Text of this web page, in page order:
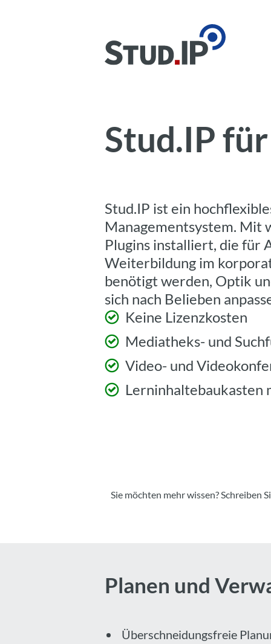
Stud.IP
Stud.IP ist ein
Managementsystem. Mit
Plugins installiert, die für
Weiterbildung im
benötigt werden, Optik
sich nach Belieben
Keine Lizenzkosten
Mediatheks- und
Video- und
Lerninhaltebaukasten
Sie möchten mehr wissen? Schreiben
Planen und
Überschneidungsfreie